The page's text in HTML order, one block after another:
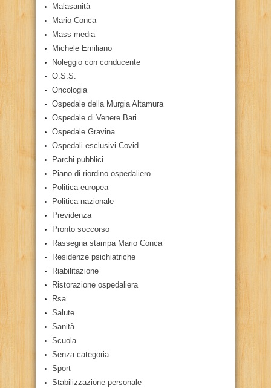
Malasanità
Mario Conca
Mass-media
Michele Emiliano
Noleggio con conducente
O.S.S.
Oncologia
Ospedale della Murgia Altamura
Ospedale di Venere Bari
Ospedale Gravina
Ospedali esclusivi Covid
Parchi pubblici
Piano di riordino ospedaliero
Politica europea
Politica nazionale
Previdenza
Pronto soccorso
Rassegna stampa Mario Conca
Residenze psichiatriche
Riabilitazione
Ristorazione ospedaliera
Rsa
Salute
Sanità
Scuola
Senza categoria
Sport
Stabilizzazione personale